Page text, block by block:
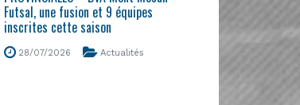
Futsal, une fusion et 9 équipes
inscrites cette saison
28/07/2026 Actualités